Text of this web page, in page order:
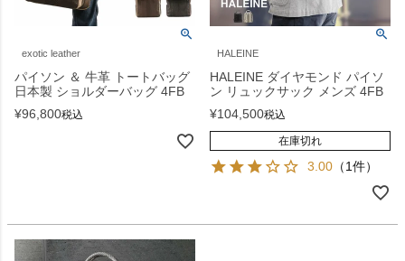
exotic leather
パイソン ＆ 牛革 トートバッグ
日本製 ショルダーバッグ 4FB
¥96,800税込
HALEINE
HALEINE ダイヤモンド パイソ
ン リュックサック メンズ 4FB
¥104,500税込
在庫切れ
3.00 （1件）